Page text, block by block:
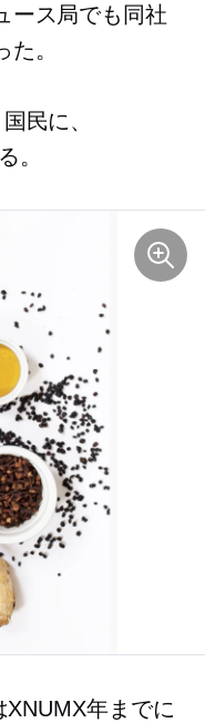
ース局でも同社
。
国民に、
。
年までに